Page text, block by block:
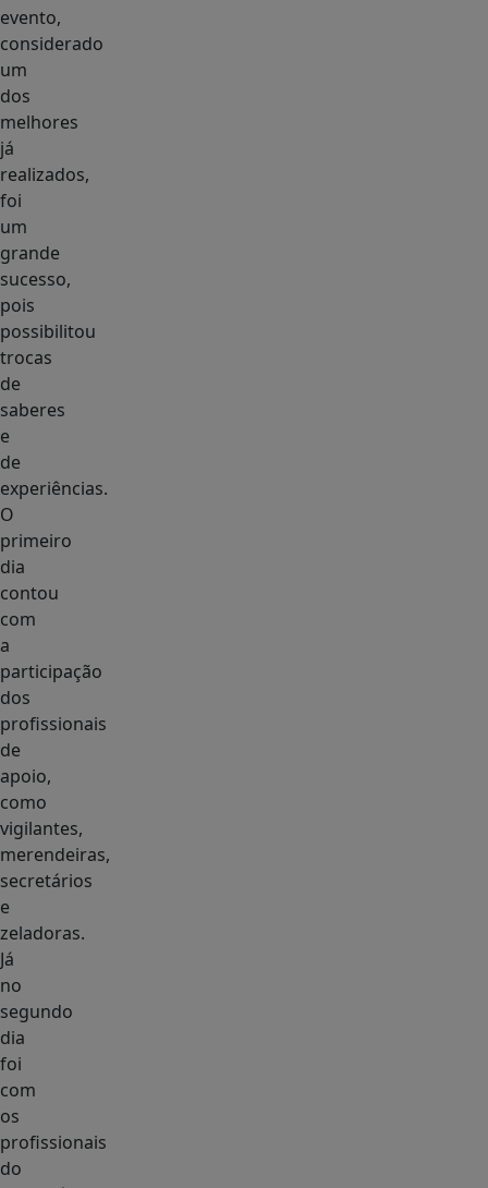
evento,
considerado
um
dos
melhores
já
realizados,
foi
um
grande
sucesso,
pois
possibilitou
trocas
de
saberes
e
de
experiências.
O
primeiro
dia
contou
com
a
participação
dos
profissionais
de
apoio,
como
vigilantes,
merendeiras,
secretários
e
zeladoras.
Já
no
segundo
dia
foi
com
os
profissionais
do